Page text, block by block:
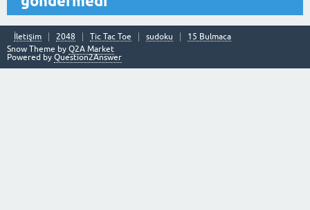
İletişim 2048 Tic Tac Toe sudoku
15 Bulmaca
Snow Theme by Q2A Market
Powered by Question2Answer